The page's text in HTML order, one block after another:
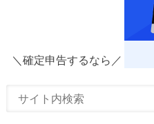
＼確定申告するなら／